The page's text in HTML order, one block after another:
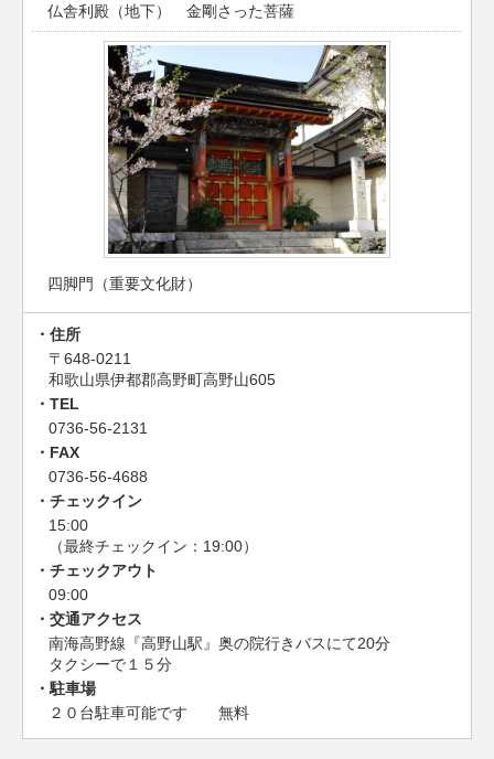
仏舎利殿（地下） 金剛さった菩薩
四脚門（重要文化財）
住所
〒648-0211
和歌山県伊都郡高野町高野山605
TEL
0736-56-2131
FAX
0736-56-4688
チェックイン
15:00
（最終チェックイン：19:00）
チェックアウト
09:00
交通アクセス
南海高野線『高野山駅』奥の院行きバスにて20分
タクシーで１５分
駐車場
２０台駐車可能です 無料